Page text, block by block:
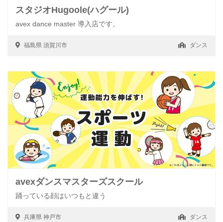
スタジオHugoole(ハグール)
avex dance master 導入店です。
福島県 須賀川市 ダンス
avexダンスマスターズスクール
踊っている顔はいつもと違う
兵庫県 神戸市 ダンス